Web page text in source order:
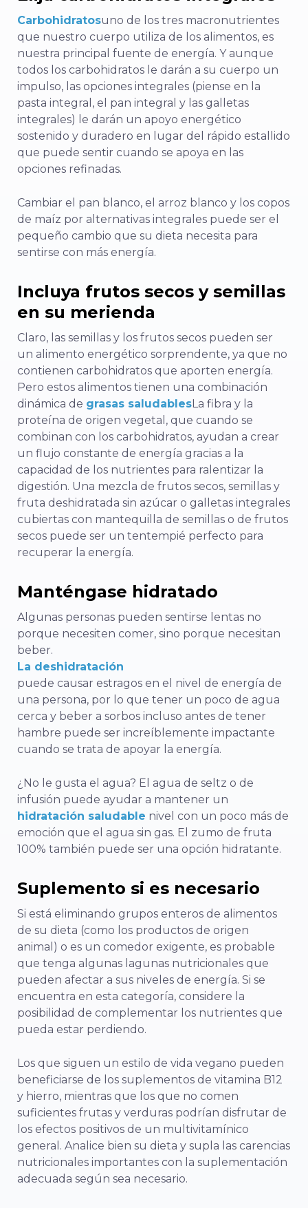
Carbohidratosuno de los tres macronutrientes
que nuestro cuerpo utiliza de los alimentos, es
nuestra principal fuente de energía. Y aunque
todos los carbohidratos le darán a su cuerpo un
impulso, las opciones integrales (piense en la
pasta integral, el pan integral y las galletas
integrales) le darán un apoyo energético
sostenido y duradero en lugar del rápido estallido
que puede sentir cuando se apoya en las
opciones refinadas.
Cambiar el pan blanco, el arroz blanco y los copos
de maíz por alternativas integrales puede ser el
pequeño cambio que su dieta necesita para
sentirse con más energía.
Incluya frutos secos y semillas
en su merienda
Claro, las semillas y los frutos secos pueden ser
un alimento energético sorprendente, ya que no
contienen carbohidratos que aporten energía.
Pero estos alimentos tienen una combinación
dinámica de grasas saludablesLa fibra y la
proteína de origen vegetal, que cuando se
combinan con los carbohidratos, ayudan a crear
un flujo constante de energía gracias a la
capacidad de los nutrientes para ralentizar la
digestión. Una mezcla de frutos secos, semillas y
fruta deshidratada sin azúcar o galletas integrales
cubiertas con mantequilla de semillas o de frutos
secos puede ser un tentempié perfecto para
recuperar la energía.
Manténgase hidratado
Algunas personas pueden sentirse lentas no
porque necesiten comer, sino porque necesitan
beber.
La deshidratación
puede causar estragos en el nivel de energía de
una persona, por lo que tener un poco de agua
cerca y beber a sorbos incluso antes de tener
hambre puede ser increíblemente impactante
cuando se trata de apoyar la energía.
¿No le gusta el agua? El agua de seltz o de
infusión puede ayudar a mantener un
hidratación saludable nivel con un poco más de
emoción que el agua sin gas. El zumo de fruta
100% también puede ser una opción hidratante.
Suplemento si es necesario
Si está eliminando grupos enteros de alimentos
de su dieta (como los productos de origen
animal) o es un comedor exigente, es probable
que tenga algunas lagunas nutricionales que
pueden afectar a sus niveles de energía. Si se
encuentra en esta categoría, considere la
posibilidad de complementar los nutrientes que
pueda estar perdiendo.
Los que siguen un estilo de vida vegano pueden
beneficiarse de los suplementos de vitamina B12
y hierro, mientras que los que no comen
suficientes frutas y verduras podrían disfrutar de
los efectos positivos de un multivitamínico
general. Analice bien su dieta y supla las carencias
nutricionales importantes con la suplementación
adecuada según sea necesario.